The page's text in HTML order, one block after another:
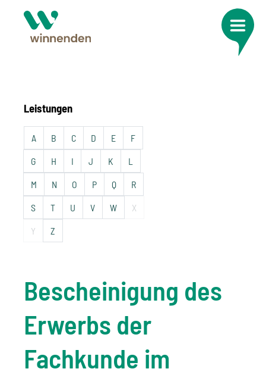
Leistungen
A B C D E F
G H I J K L
M N O P Q R
S T U V W X
Y Z
Bescheinigung des
Erwerbs der
Fachkunde im